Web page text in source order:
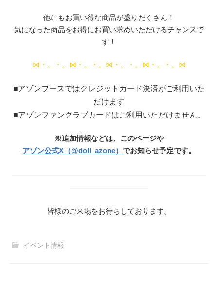
他にもお買い得な商品が盛りだくさん！
気になった商品をお得にお買い求めいただけるチャンスで
す！
⋈・。・。⋈・。・。⋈・。・。⋈・。・。⋈
■アゾンブースではクレジットカード決済がご利用いた
だけます
■アゾンファンクラブカードはご利用いただけません。
※追加情報などは、このページや
アゾン公式X（@doll_azone） でお知らせ予定です。
—————————————————————————
——————————
皆様のご来場をお待ちしております。
イベント情報